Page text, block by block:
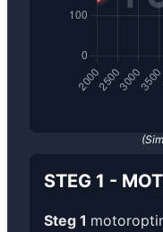
STEG 1 -
Steg 1